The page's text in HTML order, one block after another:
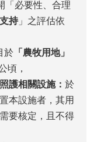
「必要性、合理
持」之評估依
於 「農牧用地」
頃，
護相關設施： 於
本設施者，其用
要核定，且不得